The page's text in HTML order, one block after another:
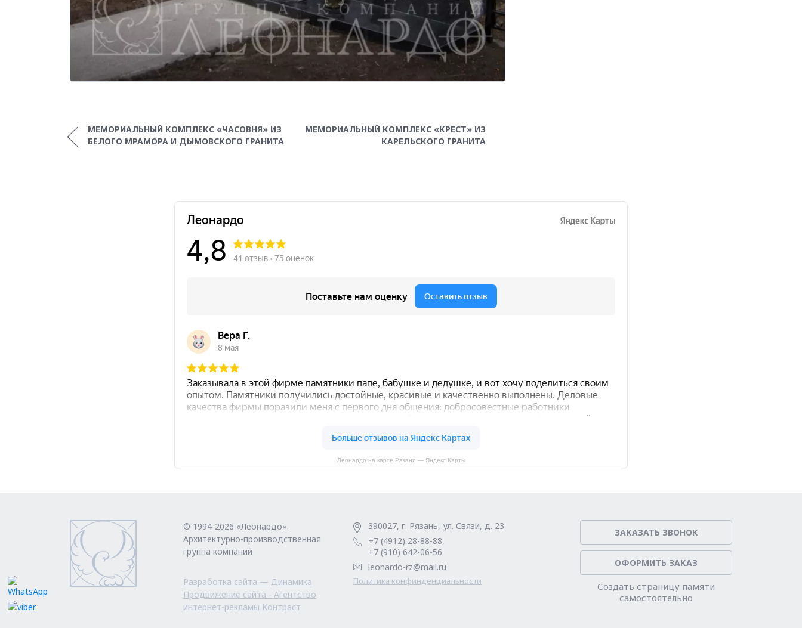
МЕМОРИАЛЬНЫЙ КОМПЛЕКС «ЧАСОВНЯ» ИЗ
БЕЛОГО МРАМОРА И ДЫМОВСКОГО ГРАНИТА
МЕМОРИАЛЬНЫЙ КОМПЛЕКС «КРЕСТ» ИЗ
КАРЕЛЬСКОГО ГРАНИТА
Леонардо на карте Рязани — Яндекс.Карты
© 1994-2026 «Леонардо».
Архитектурно-производственная
группа компаний
Разработка сайта — Динамика
Продвижение сайта - Агентство
интернет-рекламы Контраст
390027, г. Рязань, ул. Связи, д. 23
+7 (4912) 28-88-88,
+7 (910) 642-06-56
leonardo-rz@mail.ru
Политика конфинденциальности
ЗАКАЗАТЬ ЗВОНОК
ОФОРМИТЬ ЗАКАЗ
Создать страницу памяти
самостоятельно